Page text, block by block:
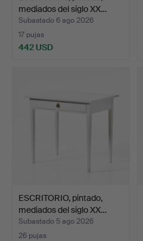
mediados del siglo XX…
Subastado 6 ago 2026
17 pujas
442 USD
ESCRITORIO, pintado,
mediados del siglo XX…
Subastado 5 ago 2026
26 pujas